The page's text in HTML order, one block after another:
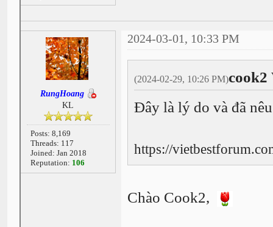
RungHoang
KL
Posts: 8,169
Threads: 117
Joined: Jan 2018
Reputation: 106
2024-03-01, 10:33 PM
(2024-02-29, 10:26 PM)cook2
Đây là lý do và đã
https://
Chào Cook2,